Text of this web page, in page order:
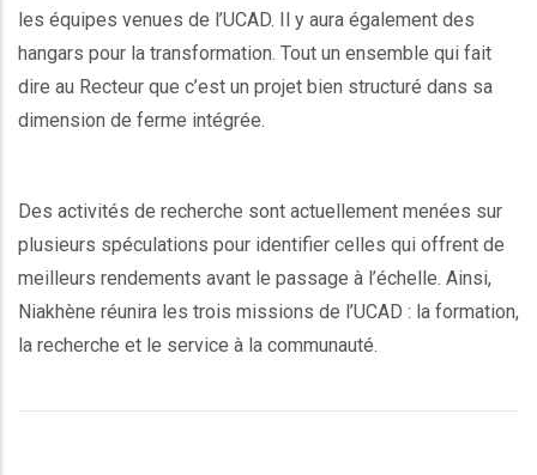
les équipes venues de l’UCAD. Il y aura également des
hangars pour la transformation. Tout un ensemble qui fait
dire au Recteur que c’est un projet bien structuré dans sa
dimension de ferme intégrée.
Des activités de recherche sont actuellement menées sur
plusieurs spéculations pour identifier celles qui offrent de
meilleurs rendements avant le passage à l’échelle. Ainsi,
Niakhène réunira les trois missions de l’UCAD : la formation,
la recherche et le service à la communauté.